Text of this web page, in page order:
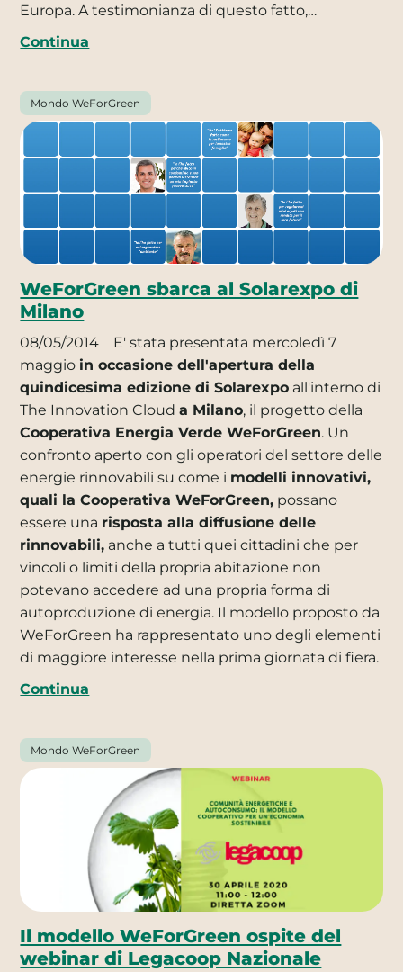
Europa. A testimonianza di questo fatto,…
Continua
Mondo WeForGreen
WeForGreen sbarca al Solarexpo di
Milano
08/05/2014
E' stata presentata mercoledì 7
maggio in occasione dell'apertura della
quindicesima edizione di Solarexpo all'interno di
The Innovation Clouda Milano, il progetto della
Cooperativa Energia Verde WeForGreen. Un
confronto aperto con gli operatori del settore delle
energie rinnovabili su come i modelli innovativi,
quali la Cooperativa WeForGreen, possano
essere una risposta alla diffusione delle
rinnovabili, anche a tutti quei cittadini che per
vincoli o limiti della propria abitazione non
potevano accedere ad una propria forma di
autoproduzione di energia. Il modello proposto da
WeForGreen ha rappresentato uno degli elementi
di maggiore interesse nella prima giornata di fiera.
Continua
Mondo WeForGreen
Il modello WeForGreen ospite del
webinar di Legacoop Nazionale